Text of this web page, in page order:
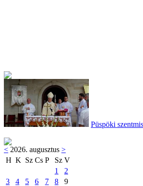
Püspöki
< 2026. augusztus >
H K Sz Cs P Sz V
1
2
3
4 5 6 7 8
9